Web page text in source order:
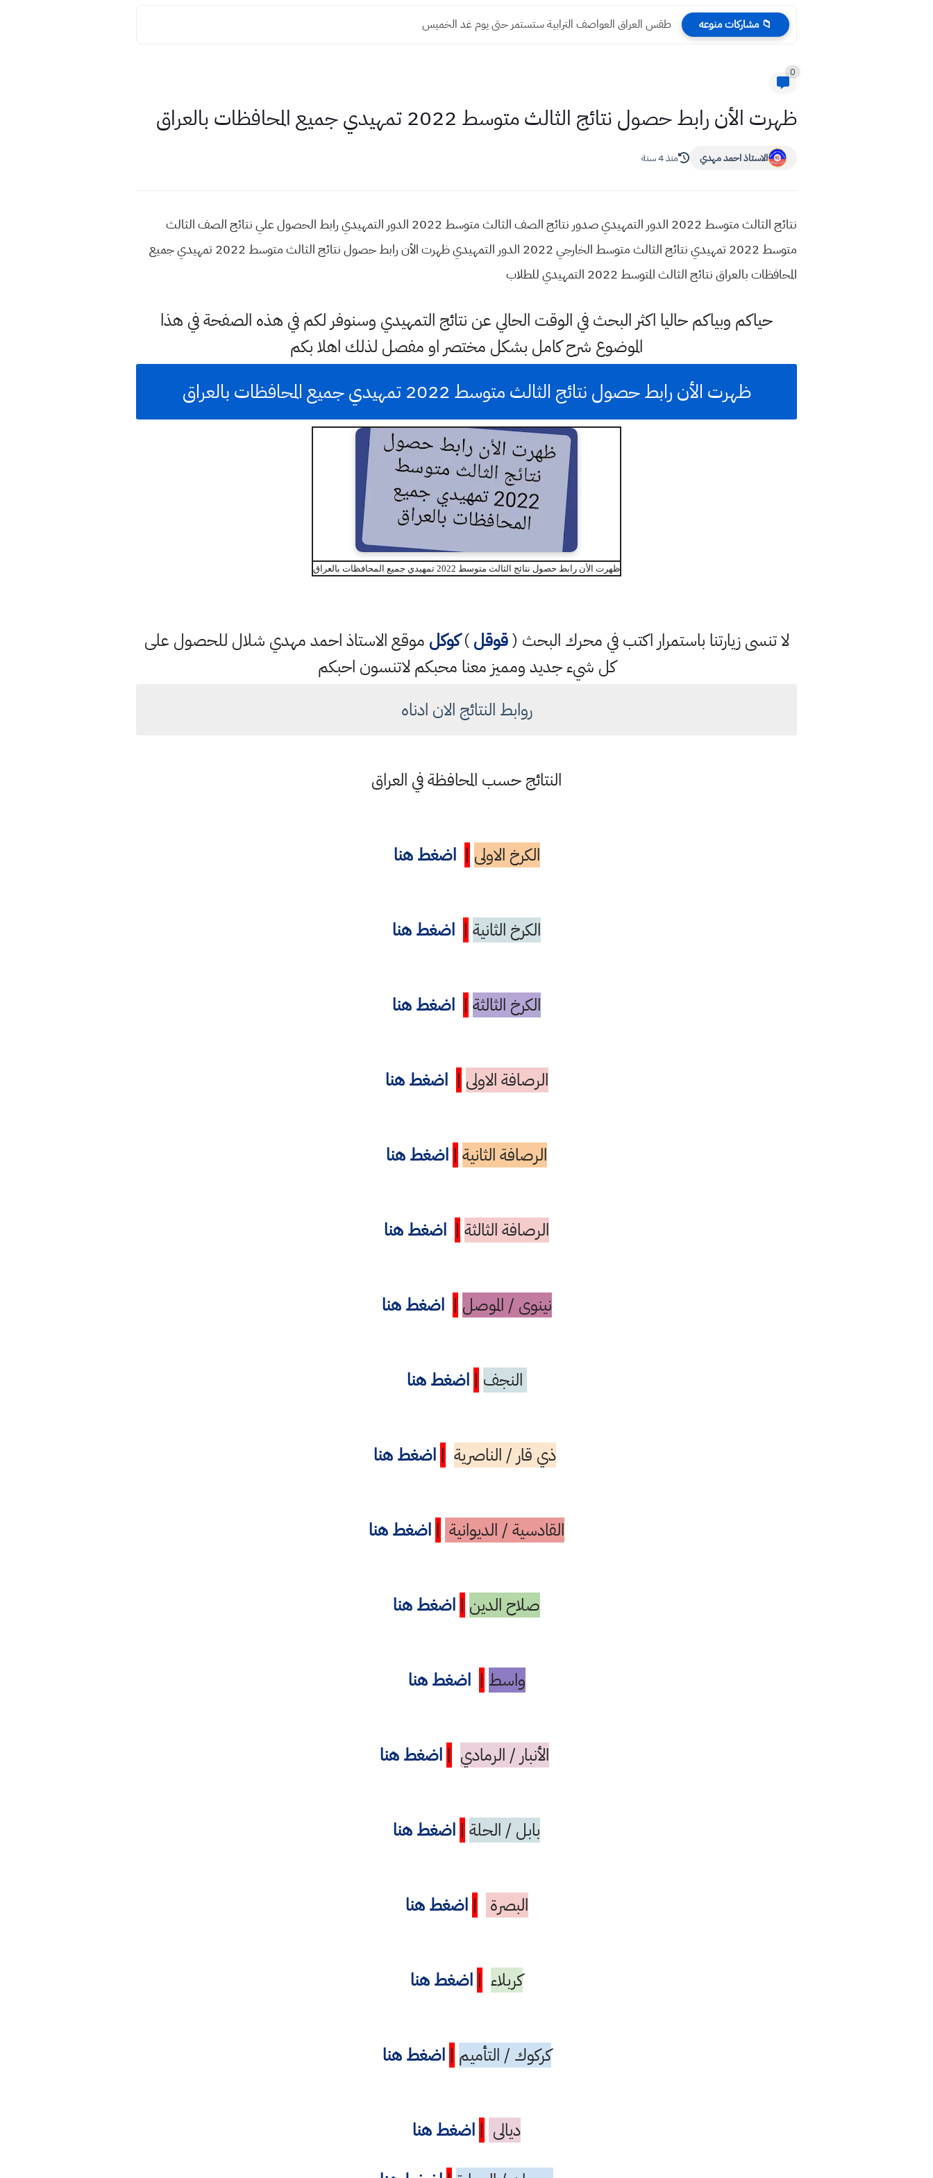
📁 مشاركات منوعه طقس العراق العواصف الترابية ستستمر حتى يوم غد الخميس
0
ظهرت الأن رابط حصول نتائج الثالث متوسط 2022 تمهيدي جميع المحافظات بالعراق
الاستاذ احمد مهدي منذ 4 سنة
نتائج الثالث متوسط 2022 الدور التمهيدي صدور نتائج الصف الثالث متوسط 2022 الدور التمهيدي رابط الحصول علي نتائج الصف الثالث
متوسط 2022 تمهيدي نتائج الثالث متوسط الخارجي 2022 الدور التمهيدي ظهرت الأن رابط حصول نتائج الثالث متوسط 2022 تمهيدي جميع
المحافظات بالعراق نتائج الثالث المتوسط 2022 التمهيدي للطلاب
حياكم وبياكم حاليا اكثر البحث في الوقت الحالي عن نتائج التمهيدي وسنوفر لكم في هذه الصفحة في هذا
الموضوع شرح كامل بشكل مختصر او مفصل لذلك اهلا بكم
ظهرت الأن رابط حصول نتائج الثالث متوسط 2022 تمهيدي جميع المحافظات بالعراق
ظهرت الأن رابط حصول نتائج الثالث متوسط 2022 تمهيدي جميع المحافظات بالعراق
لا تنسى زيارتنا باستمرار اكتب في محرك البحث (قوقل)كوكل موقع الاستاذ احمد مهدي شلال للحصول على
كل شيء جديد ومميز معنا محبكم لاتنسون احبكم
روابط النتائج الان ادناه
النتائج حسب المحافظة في العراق
الكرخ الاولى | اضغط هنا
الكرخ الثانية | اضغط هنا
الكرخ الثالثة | اضغط هنا
الرصافة الاولى | اضغط هنا
الرصافة الثانية | اضغط هنا
الرصافة الثالثة | اضغط هنا
نينوى / الموصل | اضغط هنا
النجف | اضغط هنا
ذي قار / الناصرية | اضغط هنا
القادسية / الديوانية | اضغط هنا
صلاح الدين | اضغط هنا
واسط | اضغط هنا
الأنبار / الرمادي | اضغط هنا
بابل / الحلة | اضغط هنا
البصرة | اضغط هنا
كربلاء | اضغط هنا
كركوك / التأميم | اضغط هنا
ديالى | اضغط هنا